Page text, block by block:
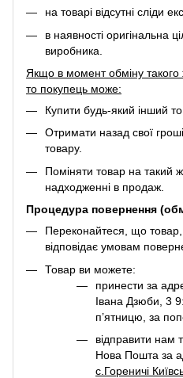
на товарі відсутні сліди
в наявності оригінальна
виробника.
Якщо в момент обміну такого
то покупець може:
Купити будь-який інший
Отримати назад свої
товару.
Поміняти товар на такий
надходженні в продаж.
Процедура повернення
Переконайтеся, що
відповідає умовам
Товар ви можете:
принести за
Івана Дзюби, 3
п’ятницю, за
відправити нам
Нова Пошта за
с.Гореничі